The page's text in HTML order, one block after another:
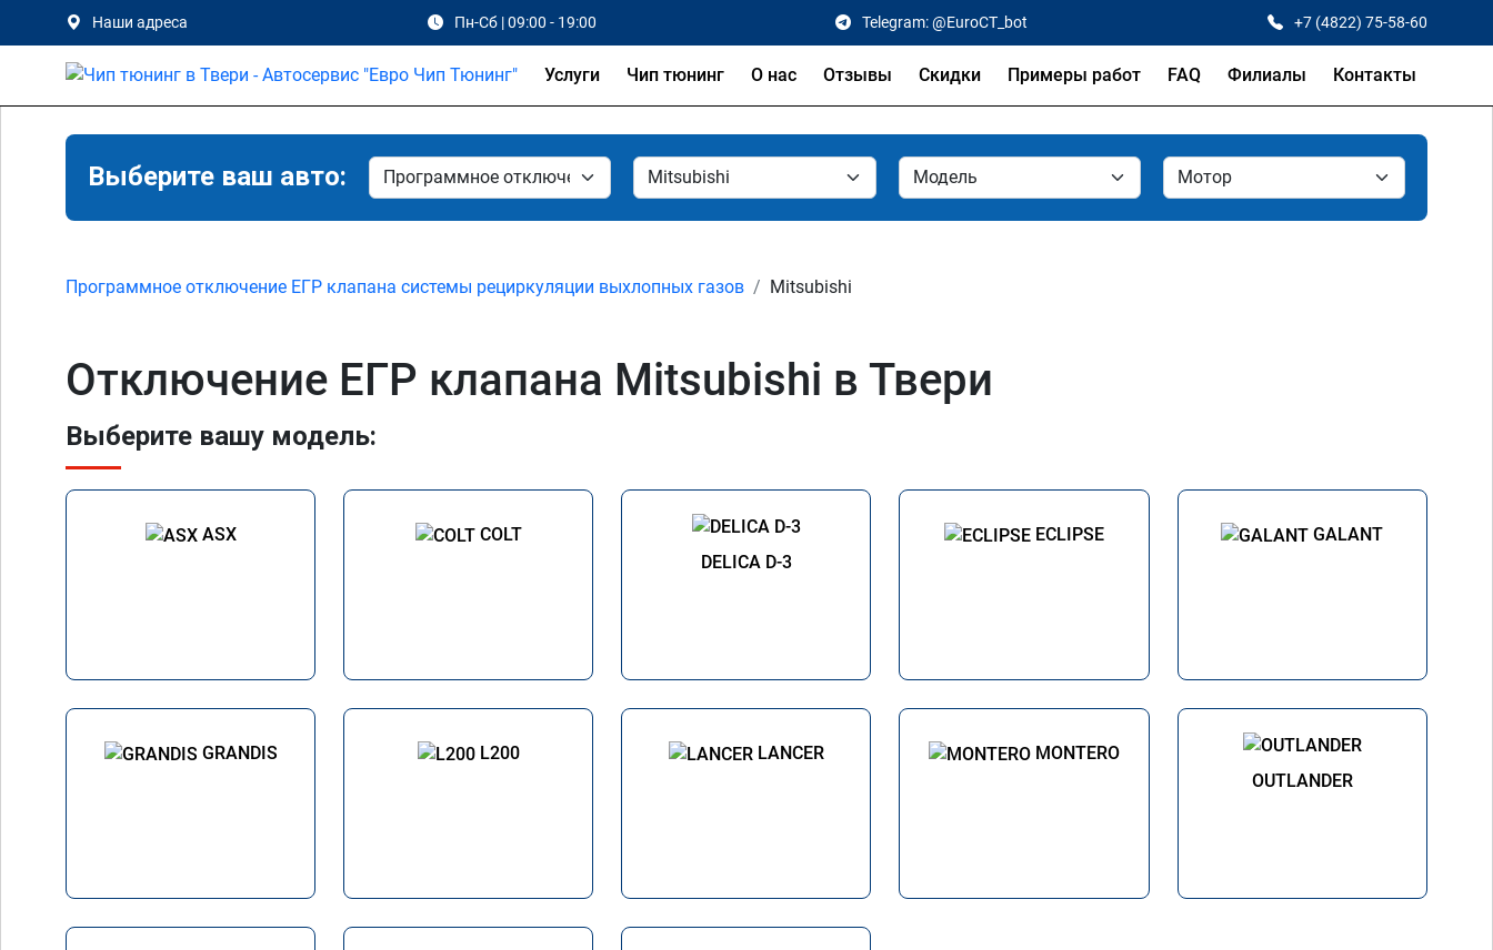
Наши адреса Пн-Сб | 09:00 - 19:00 Telegram: @EuroCT_bot +7 (4822) 75-58-60
Услуги Чип тюнинг О нас Отзывы Скидки Примеры работ FAQ Филиалы Контакты
Выберите ваш авто:
Программное отключение ЕГР клапана системы рециркуляции выхлопных газов Mitsubishi
Отключение ЕГР клапана Mitsubishi в Твери
Выберите вашу модель:
ASX
COLT
DELICA D-3
ECLIPSE GALANT
GRANDIS L200 LANCER
MONTERO
OUTLANDER